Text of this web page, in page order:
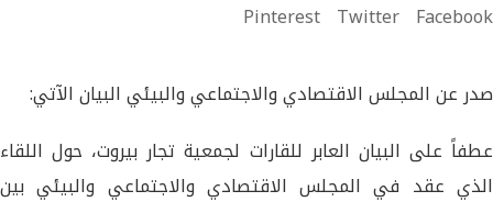
Facebook
Twitter
Pinterest
صدر عن المجلس الاقتصادي والاجتماعي والبيئي البيان الآتي:
عطفاً على البيان العابر للقارات لجمعية تجار بيروت، حول اللقاء
الذي عقد في المجلس الاقتصادي والاجتماعي والبيئي بين